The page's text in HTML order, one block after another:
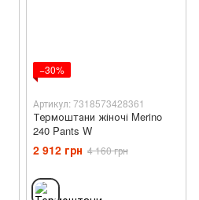
−30%
Артикул: 7318573428361
Термоштани жіночі Merino
240 Pants W
2 912 грн 4 160 грн